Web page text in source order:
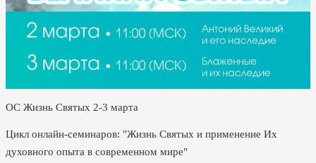
ОС Жизнь Святых 2-3 марта
Цикл онлайн-семинаров: "Жизнь Святых и применение Их
духовного опыта в современном мире"